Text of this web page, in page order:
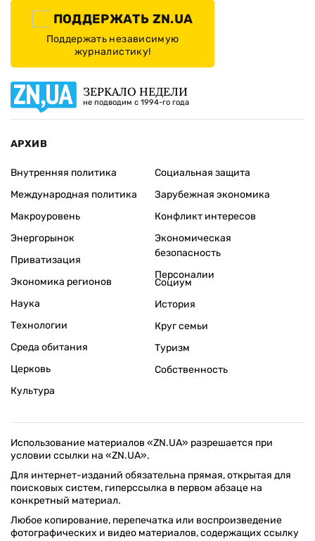
ПОДДЕРЖАТЬ ZN.UA
Поддержать независимую
журналистику!
ЗЕРКАЛО НЕДЕЛИ
не подводим с 1994-го года
АРХИВ
Внутренняя политика
Международная политика
Макроуровень
Энергорынок
Приватизация
Экономика регионов
Социальная защита
Зарубежная экономика
Конфликт интересов
Экономическая
безопасность
Персоналии
Наука
Технологии
Среда обитания
Церковь
Культура
Социум
История
Круг семьи
Туризм
Собственность
Использование материалов «ZN.UA» разрешается при
условии ссылки на «ZN.UA».
Для интернет-изданий обязательна прямая, открытая для
поисковых систем, гиперссылка в первом абзаце на
конкретный материал.
Любое копирование, перепечатка или воспроизведение
фотографических и видео материалов, содержащих ссылку